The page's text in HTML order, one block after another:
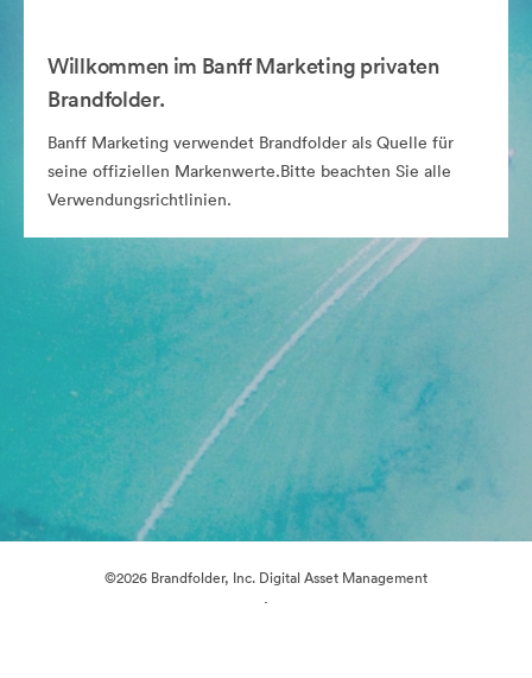
Willkommen im Banff Marketing privaten
Brandfolder.
Banff Marketing verwendet Brandfolder als Quelle für
seine offiziellen Markenwerte.Bitte beachten Sie alle
Verwendungsrichtlinien.
©2026 Brandfolder, Inc. Digital Asset Management
·